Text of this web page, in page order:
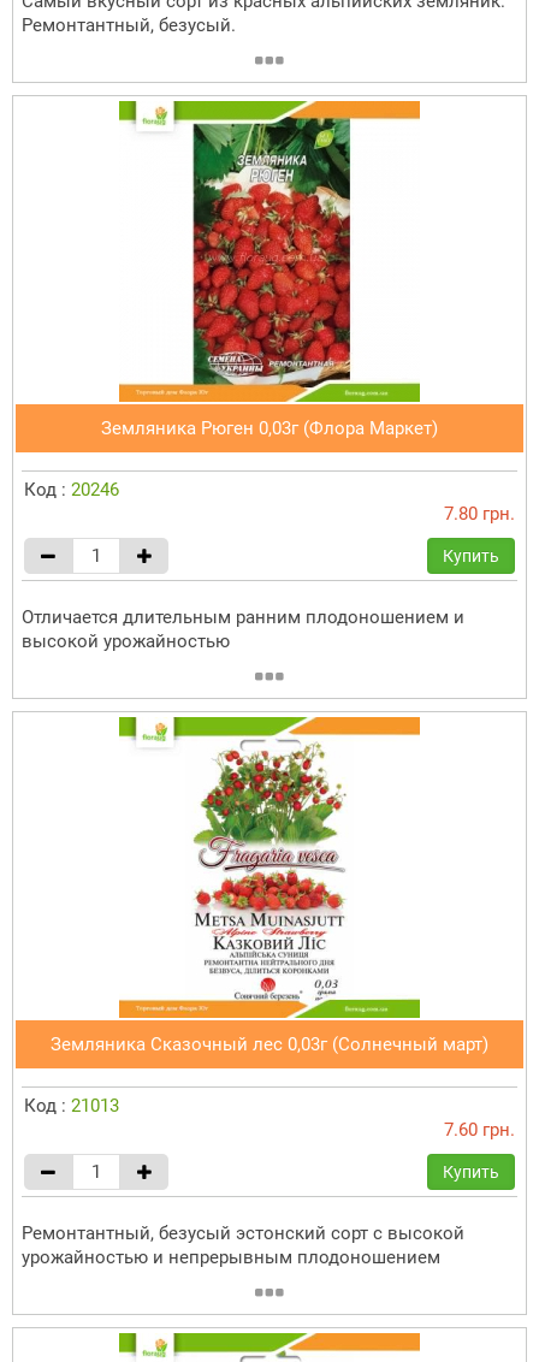
Ремонтантный, безусый.
Земляника Рюген 0,03г (Флора Маркет)
Код : 20246
7.80 грн.
Купить
Отличается длительным ранним плодоношением и
высокой урожайностью
Земляника Сказочный лес 0,03г (Солнечный март)
Код : 21013
7.60 грн.
Купить
Ремонтантный, безусый эстонский сорт с высокой
урожайностью и непрерывным плодоношением